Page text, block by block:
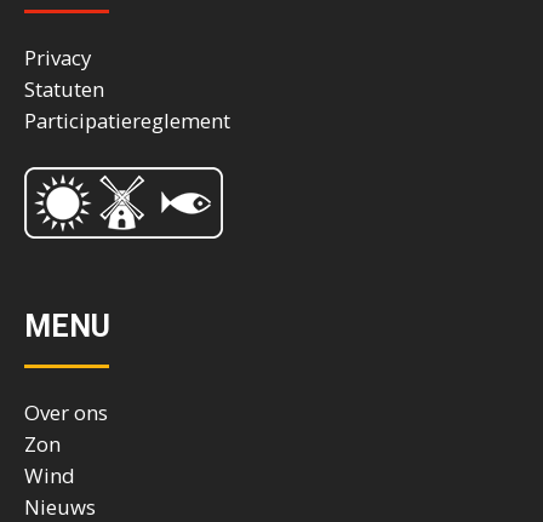
Privacy
Statuten
Participatiereglement
MENU
Over ons
Zon
Wind
Nieuws